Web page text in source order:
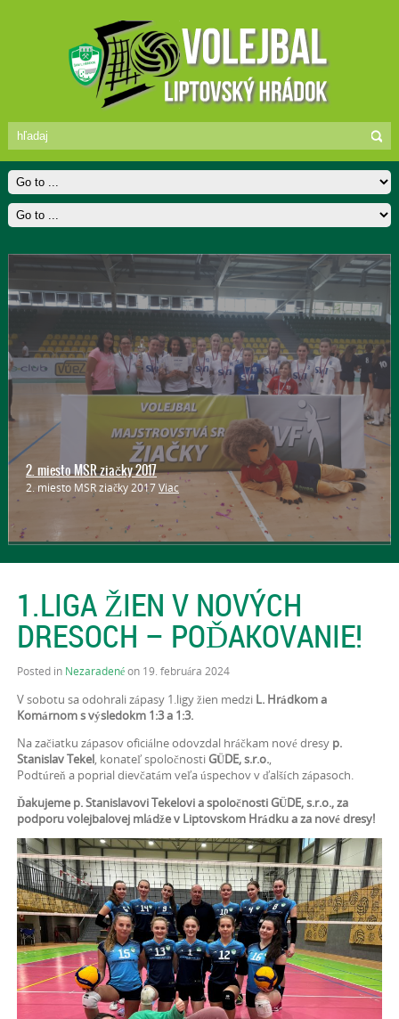
Zlaté kadetky a bronzové staršie žiačky VK ŠKM L. Hrádok
Zlaté kadetky a bronzové staršie žiačky VK ŠKM L. HrádokViac
1.LIGA ŽIEN V NOVÝCH
DRESOCH – POĎAKOVANIE!
Posted in Nezaradenéon 19. februára 2024
V sobotu sa odohrali zápasy 1.ligy žien medzi L. Hrádkom a
Komárnom s výsledokm 1:3 a 1:3.
Na začiatku zápasov oficiálne odovzdal hráčkam nové dresy p.
Stanislav Tekel, konateľ spoločnostiGÜDE, s.r.o.,
Podtúreň a poprial dievčatám veľa úspechov v ďalších zápasoch.
Ďakujeme p. Stanislavovi Tekelovi a spoločnosti GÜDE, s.r.o., za
podporu volejbalovej mládže v Liptovskom Hrádku a za nové dresy!